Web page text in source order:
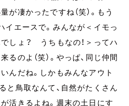
が凄かったですね（笑）。もう
イエースで。みんなが＜イモっ
しょ？ うちもなの！＞ってハ
のよ（笑）。やっぱ、同じ仲間
んだね。しかもみんなアウト
と鳥取なんて、自然がたくさん
活きるよね。週末の土日にす